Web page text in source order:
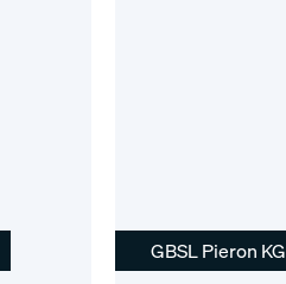
GBSL Pieron KG